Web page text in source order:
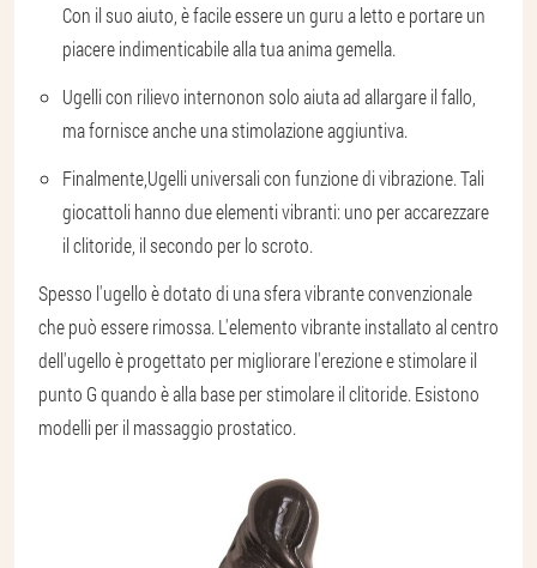
Con il suo aiuto, è facile essere un guru a letto e portare un
piacere indimenticabile alla tua anima gemella.
Ugelli con rilievo internonon solo aiuta ad allargare il fallo,
ma fornisce anche una stimolazione aggiuntiva.
Finalmente,Ugelli universali con funzione di vibrazione. Tali
giocattoli hanno due elementi vibranti: uno per accarezzare
il clitoride, il secondo per lo scroto.
Spesso l'ugello è dotato di una sfera vibrante convenzionale
che può essere rimossa. L'elemento vibrante installato al centro
dell'ugello è progettato per migliorare l'erezione e stimolare il
punto G quando è alla base per stimolare il clitoride. Esistono
modelli per il massaggio prostatico.